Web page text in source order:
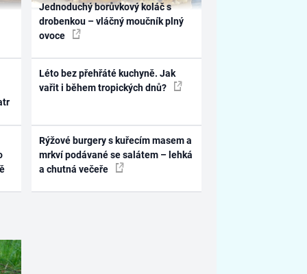
Jednoduchý borůvkový koláč s
drobenkou – vláčný moučník plný
ovoce
Léto bez přehřáté kuchyně. Jak
vařit i během tropických dnů?
Rýžové burgery s kuřecím masem a
mrkví podávané se salátem – lehká
a chutná večeře